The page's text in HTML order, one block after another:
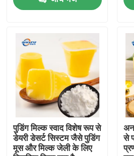
उत्पाद
वीडियो
वी.आर. शो
हमारे बारे में
पुडिंग मिल्क स्वाद विशेष रूप से
डेयरी डेसर्ट सिस्टम जैसे पुडिंग
मूस और मिल्क जेली के लिए
से